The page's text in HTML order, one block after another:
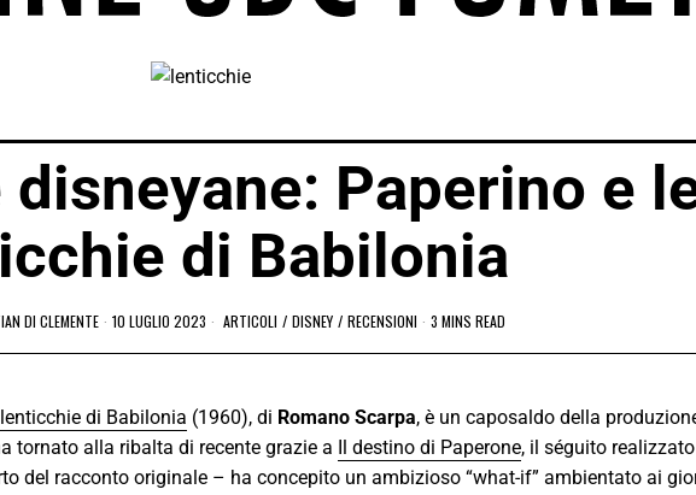
Paperino e
di Babilonia
DI CLEMENTE 10 LUGLIO 2023 ARTICOLI / DISNEY / RECENSIONI 3 MINS READ
di Babilonia (1960), di Romano Scarpa, è un caposaldo della
tornato alla ribalta di recente grazie a
Il destino di Paperone, il séguito
del racconto originale – ha concepito un ambizioso “what-if” ambientato ai